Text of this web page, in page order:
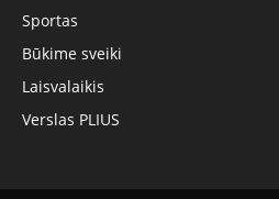
Sportas
Būkime sveiki
Laisvalaikis
Verslas PLIUS